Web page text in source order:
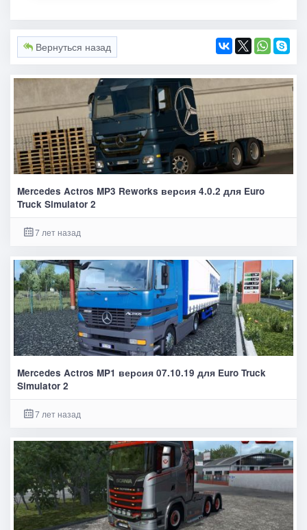
Вернуться назад
Mercedes Actros MP3 Reworks версия 4.0.2 для Euro
Truck Simulator 2
7 лет назад
Mercedes Actros MP1 версия 07.10.19 для Euro Truck
Simulator 2
7 лет назад